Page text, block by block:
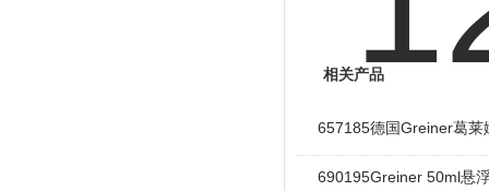
相关产品
657185德国Greiner葛莱
690195Greiner 50ml悬